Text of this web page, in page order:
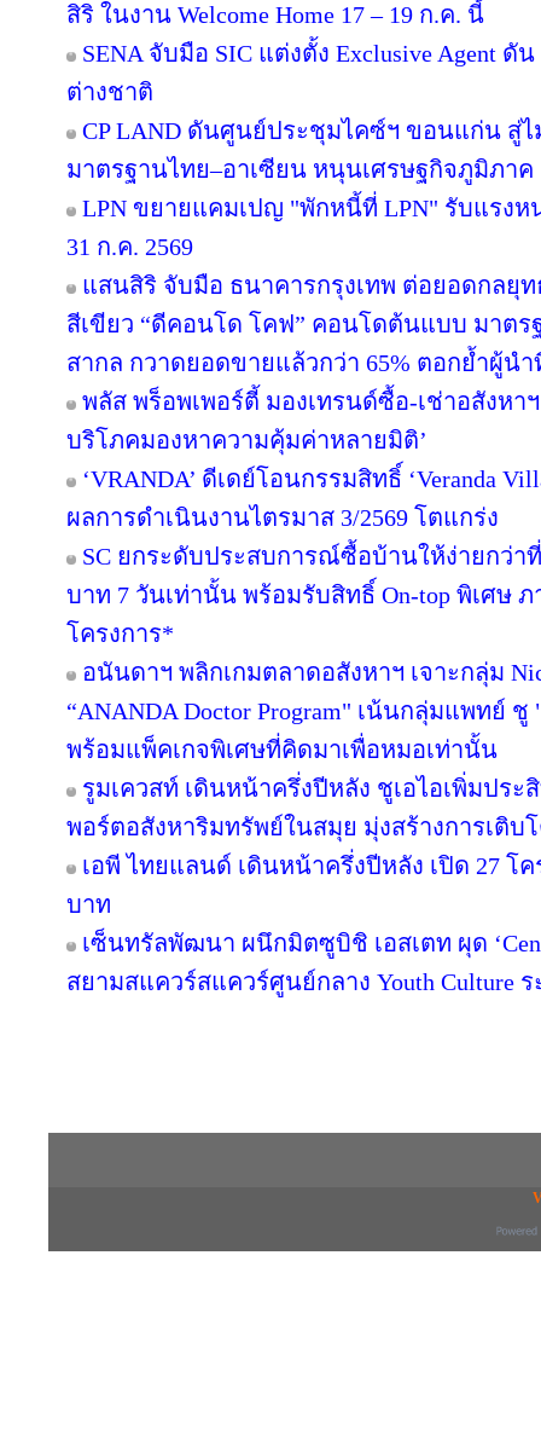
สิริ ในงาน Welcome Home 17 – 19 ก.ค. นี้
SENA จับมือ SIC แต่งตั้ง Exclusive Agent ดั
ต่างชาติ
CP LAND ดันศูนย์ประชุมไคซ์ฯ ขอนแก่น สู่
มาตรฐานไทย–อาเซียน หนุนเศรษฐกิจภูมิภาค
LPN ขยายแคมเปญ "พักหนี้ที่ LPN" รับแรง
31 ก.ค. 2569
แสนสิริ จับมือ ธนาคารกรุงเทพ ต่อยอดกลยุ
สีเขียว “ดีคอนโด โคฟ” คอนโดต้นแบบ มาต
สากล กวาดยอดขายแล้วกว่า 65% ตอกย้ำผู้น
พลัส พร็อพเพอร์ตี้ มองเทรนด์ซื้อ-เช่าอสังหา
บริโภคมองหาความคุ้มค่าหลายมิติ’
‘VRANDA’ ดีเดย์โอนกรรมสิทธิ์ ‘Veranda
ผลการดำเนินงานไตรมาส 3/2569 โตแกร่ง
SC ยกระดับประสบการณ์ซื้อบ้านให้ง่ายกว่า
บาท 7 วันเท่านั้น พร้อมรับสิทธิ์ On-top พิเศษ ภ
โครงการ*
อนันดาฯ พลิกเกมตลาดอสังหาฯ เจาะกลุ่ม
“ANANDA Doctor Program" เน้นกลุ่มแพทย์
พร้อมแพ็คเกจพิเศษที่คิดมาเพื่อหมอเท่านั้น
รูมเควสท์ เดินหน้าครึ่งปีหลัง ชูเอไอเพิ่มปร
พอร์ตอสังหาริมทรัพย์ในสมุย มุ่งสร้างการเติ
เอพี ไทยแลนด์ เดินหน้าครึ่งปีหลัง เปิด 27 โ
บาท
เซ็นทรัลพัฒนา ผนึกมิตซูบิชิ เอสเตท ผุด
สยามสแควร์สแควร์ศูนย์กลาง Youth Culture